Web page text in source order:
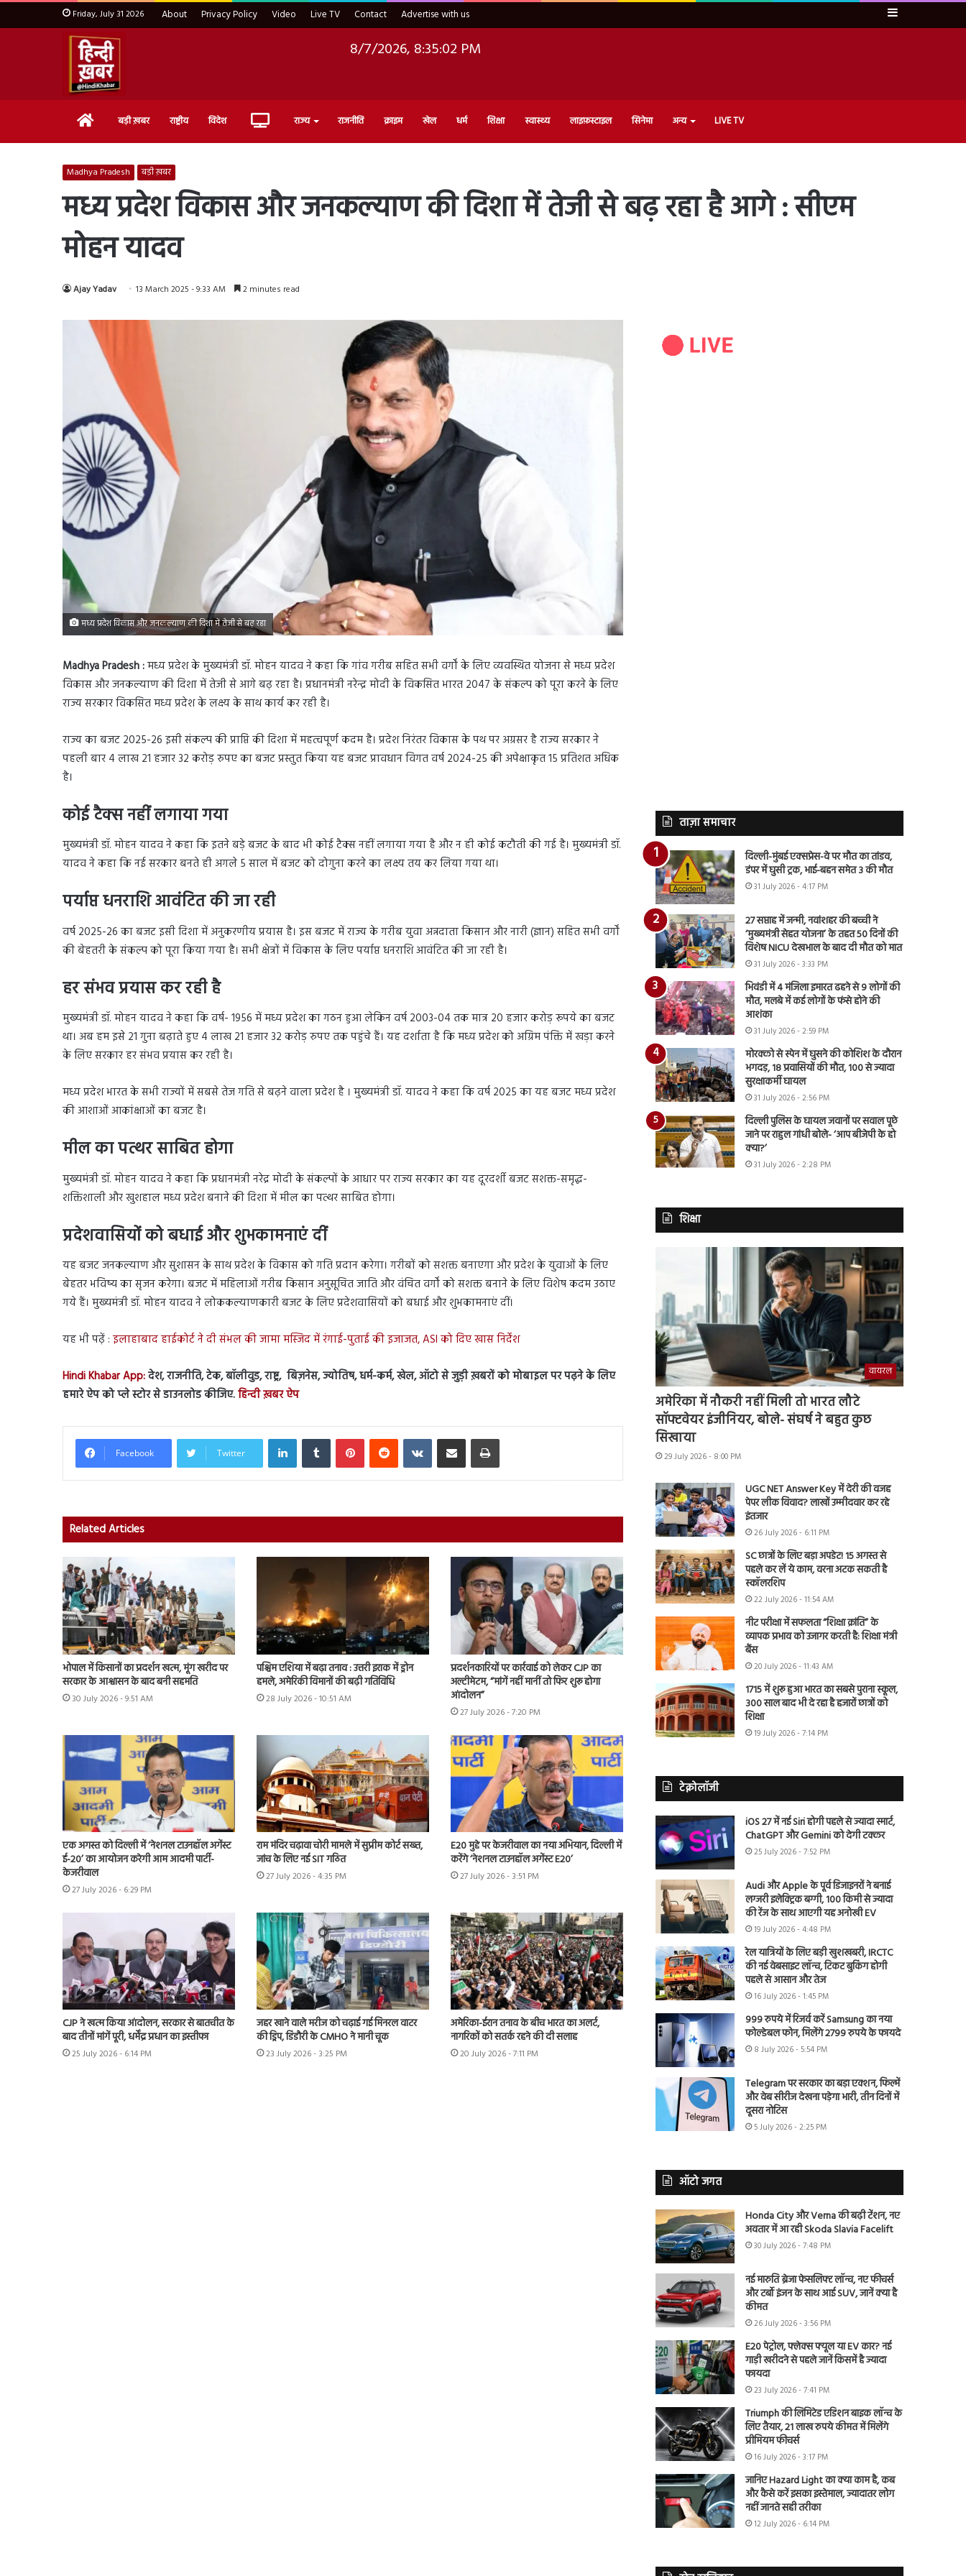
Friday, July 31 2026 About Privacy Policy Video Live TV Contact Advertise with us Sidebar
8/7/2026, 8:35:03 PM
Home बड़ी ख़बर राष्ट्रीय विदेश Live राज्य राजनीति क्राइम खेल धर्म शिक्षा स्वास्थ्य लाइफ़स्टाइल सिनेमा अन्य LIVE TV
Madhya Pradesh बड़ी ख़बर
मध्य प्रदेश विकास और जनकल्याण की दिशा में तेजी से बढ़ रहा है आगे : सीएम
मोहन यादव
Ajay Yadav 13 March 2025 - 9:33 AM 2 minutes read
मध्य प्रदेश विकास और जनकल्याण की दिशा में तेजी से बढ़ रहा
Madhya Pradesh :मध्य प्रदेश के मुख्यमंत्री डॉ. मोहन यादव ने कहा कि गांव गरीब सहित सभी वर्गों के लिए व्यवस्थित योजना से मध्य प्रदेश
विकास और जनकल्याण की दिशा में तेजी से आगे बढ़ रहा है। प्रधानमंत्री नरेन्द्र मोदी के विकसित भारत 2047 के संकल्प को पूरा करने के लिए
राज्य सरकार विकसित मध्य प्रदेश के लक्ष्य के साथ कार्य कर रही है।
राज्य का बजट 2025-26 इसी संकल्प की प्राप्ति की दिशा में महत्वपूर्ण कदम है। प्रदेश निरंतर विकास के पथ पर अग्रसर है राज्य सरकार ने
पहली बार 4 लाख 21 हजार 32 करोड़ रुपए का बजट प्रस्तुत किया यह बजट प्रावधान विगत वर्ष 2024-25 की अपेक्षाकृत 15 प्रतिशत अधिक
है।
कोई टैक्स नहीं लगाया गया
मुख्यमंत्री डॉ. मोहन यादव ने कहा कि इतने बड़े बजट के बाद भी कोई टैक्स नहीं लगाया गया है और न ही कोई कटौती की गई है। मुख्यमंत्री डॉ.
यादव ने कहा कि नई सरकार बनते ही अगले 5 साल में बजट को दोगुना करने का लक्ष्य तय कर लिया गया था।
पर्याप्त धनराशि आवंटित की जा रही
वर्ष 2025-26 का बजट इसी दिशा में अनुकरणीय प्रयास है। इस बजट में राज्य के गरीब युवा अन्नदाता किसान और नारी (ज्ञान) सहित सभी वर्गों
की बेहतरी के संकल्प को पूरा किया गया है। सभी क्षेत्रों में विकास के लिए पर्याप्त धनराशि आवंटित की जा रही है।
हर संभव प्रयास कर रही है
मुख्यमंत्री डॉ. मोहन यादव ने कहा कि वर्ष- 1956 में मध्य प्रदेश का गठन हुआ लेकिन वर्ष 2003-04 तक मात्र 20 हजार करोड़ रूपये का बजट
था। अब हम इसे 21 गुना बढ़ाते हुए 4 लाख 21 हजार 32 करोड़ रुपए तक पहुंचे हैं। यह दर्शाता है कि मध्य प्रदेश को अग्रिम पंक्ति में खड़ा करने
के लिए सरकार हर संभव प्रयास कर रही है।
मध्य प्रदेश भारत के सभी राज्यों में सबसे तेज गति से बढ़ने वाला प्रदेश है । मुख्यमंत्री डॉ. यादव ने कहा कि वर्ष 2025 का यह बजट मध्य प्रदेश
की आशाओं आकांक्षाओं का बजट है।
मील का पत्थर साबित होगा
मुख्यमंत्री डॉ. मोहन यादव ने कहा कि प्रधानमंत्री नरेद्र मोदी के संकल्पों के आधार पर राज्य सरकार का यह दूरदर्शी बजट सशक्त-समृद्ध-
शक्तिशाली और खुशहाल मध्य प्रदेश बनाने की दिशा में मील का पत्थर साबित होगा।
प्रदेशवासियों को बधाई और शुभकामनाएं दीं
यह बजट जनकल्याण और सुशासन के साथ प्रदेश के विकास को गति प्रदान करेगा। गरीबों को सशक्त बनाएगा और प्रदेश के युवाओं के लिए
बेहतर भविष्य का सृजन करेगा। बजट में महिलाओं गरीब किसान अनुसूचित जाति और वंचित वर्गों को सशक्त बनाने के लिए विशेष कदम उठाए
गये हैं। मुख्यमंत्री डॉ. मोहन यादव ने लोककल्याणकारी बजट के लिए प्रदेशवासियों को बधाई और शुभकामनाएं दीं।
यह भी पढ़ें : इलाहाबाद हाईकोर्ट ने दी संभल की जामा मस्जिद में रंगाई-पुताई की इजाजत, ASI को दिए खास निर्देश
Hindi Khabar App:देश, राजनीति, टेक, बॉलीवुड, राष्ट्र, बिज़नेस, ज्योतिष, धर्म-कर्म, खेल, ऑटो से जुड़ी ख़बरों को मोबाइल पर पढ़ने के लिए
हमारे ऐप को प्ले स्टोर से डाउनलोड कीजिए.हिन्दी ख़बर ऐप
Facebook Twitter
LinkedInTumblr PinterestReddit VKontakteShare via Email Print
Related Articles
भोपाल में किसानों का प्रदर्शन खत्म, मूंग खरीद पर
सरकार के आश्वासन के बाद बनी सहमति
30 July 2026 - 9:51 AM
पश्चिम एशिया में बढ़ा तनाव : उत्तरी इराक में ड्रोन
हमले, अमेरिकी विमानों की बढ़ी गतिविधि
28 July 2026 - 10:51 AM
प्रदर्शनकारियों पर कार्रवाई को लेकर CJP का
अल्टीमेटम, “मांगें नहीं मानीं तो फिर शुरू होगा
आंदोलन”
27 July 2026 - 7:20 PM
एक अगस्त को दिल्ली में ‘नेशनल टाउनहॉल अगेंस्ट
ई-20’ का आयोजन करेगी आम आदमी पार्टी-
केजरीवाल
27 July 2026 - 6:29 PM
राम मंदिर चढ़ावा चोरी मामले में सुप्रीम कोर्ट सख्त,
जांच के लिए नई SIT गठित
27 July 2026 - 4:35 PM
E20 मुद्दे पर केजरीवाल का नया अभियान, दिल्ली में
करेंगे ‘नेशनल टाउनहॉल अगेंस्ट E20’
27 July 2026 - 3:51 PM
CJP ने खत्म किया आंदोलन, सरकार से बातचीत के
बाद तीनों मांगें पूरी, धर्मेंद्र प्रधान का इस्तीफा
25 July 2026 - 6:14 PM
जहर खाने वाले मरीज को चढ़ाई गई मिनरल वाटर
की ड्रिप, डिंडौरी के CMHO ने मानी चूक
23 July 2026 - 3:25 PM
अमेरिका-ईरान तनाव के बीच भारत का अलर्ट,
नागरिकों को सतर्क रहने की दी सलाह
20 July 2026 - 7:11 PM
ताज़ा समाचार
दिल्ली-मुंबई एक्सप्रेस-वे पर मौत का तांडव,
डंपर में घुसी ट्रक, भाई-बहन समेत 3 की मौत
31 July 2026 - 4:17 PM
27 सप्ताह में जन्मी, नवांशहर की बच्ची ने
‘मुख्यमंत्री सेहत योजना’ के तहत 50 दिनों की
विशेष NICU देखभाल के बाद दी मौत को मात
31 July 2026 - 3:33 PM
भिवंडी में 4 मंजिला इमारत ढहने से 9 लोगों की
मौत, मलबे में कई लोगों के फंसे होने की
आशंका
31 July 2026 - 2:59 PM
मोरक्को से स्पेन में घुसने की कोशिश के दौरान
भगदड़, 18 प्रवासियों की मौत, 100 से ज्यादा
सुरक्षाकर्मी घायल
31 July 2026 - 2:56 PM
दिल्ली पुलिस के घायल जवानों पर सवाल पूछे
जाने पर राहुल गांधी बोले- ‘आप बीजेपी के हो
क्या?’
31 July 2026 - 2:28 PM
शिक्षा
वायरल
अमेरिका में नौकरी नहीं मिली तो भारत लौटे
सॉफ्टवेयर इंजीनियर, बोले- संघर्ष ने बहुत कुछ
सिखाया
29 July 2026 - 8:00 PM
UGC NET Answer Key में देरी की वजह
पेपर लीक विवाद? लाखों उम्मीदवार कर रहे
इंतजार
26 July 2026 - 6:11 PM
SC छात्रों के लिए बड़ा अपडेट! 15 अगस्त से
पहले कर लें ये काम, वरना अटक सकती है
स्कॉलरशिप
22 July 2026 - 11:54 AM
नीट परीक्षा में सफलता “शिक्षा क्रांति” के
व्यापक प्रभाव को उजागर करती है: शिक्षा मंत्री
बैंस
20 July 2026 - 11:43 AM
1715 में शुरू हुआ भारत का सबसे पुराना स्कूल,
300 साल बाद भी दे रहा है हजारों छात्रों को
शिक्षा
19 July 2026 - 7:14 PM
टेक्नोलॉजी
iOS 27 में नई Siri होगी पहले से ज्यादा स्मार्ट,
ChatGPT और Gemini को देगी टक्कर
25 July 2026 - 7:52 PM
Audi और Apple के पूर्व डिजाइनरों ने बनाई
लग्जरी इलेक्ट्रिक बग्गी, 100 किमी से ज्यादा
की रेंज के साथ आएगी यह अनोखी EV
19 July 2026 - 4:48 PM
रेल यात्रियों के लिए बड़ी खुशखबरी, IRCTC
की नई वेबसाइट लॉन्च, टिकट बुकिंग होगी
पहले से आसान और तेज
16 July 2026 - 1:45 PM
999 रुपये में रिजर्व करें Samsung का नया
फोल्डेबल फोन, मिलेंगे 2799 रुपये के फायदे
8 July 2026 - 5:54 PM
Telegram पर सरकार का बड़ा एक्शन, फिल्में
और वेब सीरीज देखना पड़ेगा भारी, तीन दिनों में
दूसरा नोटिस
5 July 2026 - 2:25 PM
ऑटो जगत
Honda City और Verna की बढ़ी टेंशन, नए
अवतार में आ रही Skoda Slavia Facelift
30 July 2026 - 7:48 PM
नई मारुति ब्रेजा फेसलिफ्ट लॉन्च, नए फीचर्स
और टर्बो इंजन के साथ आई SUV, जानें क्या है
कीमत
26 July 2026 - 3:56 PM
E20 पेट्रोल, फ्लेक्स फ्यूल या EV कार? नई
गाड़ी खरीदने से पहले जानें किसमें है ज्यादा
फायदा
23 July 2026 - 7:41 PM
Triumph की लिमिटेड एडिशन बाइक लॉन्च के
लिए तैयार, 21 लाख रुपये कीमत में मिलेंगे
प्रीमियम फीचर्स
16 July 2026 - 3:17 PM
जानिए Hazard Light का क्या काम है, कब
और कैसे करें इसका इस्तेमाल, ज्यादातर लोग
नहीं जानते सही तरीका
12 July 2026 - 6:14 PM